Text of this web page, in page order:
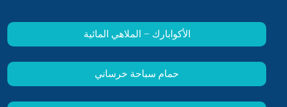
الأكوابارك – الملاهي المائية
حمام سباحة خرساني